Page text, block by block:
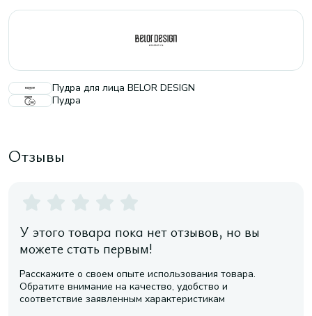
Пудра для лица BELOR DESIGN
Пудра
Отзывы
У этого товара пока нет отзывов, но вы
можете стать первым!
Расскажите о своем опыте использования товара.
Обратите внимание на качество, удобство и
соответствие заявленным характеристикам